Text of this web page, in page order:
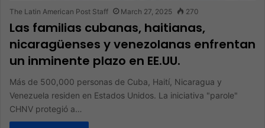
The Latin American Post Staff March 27, 2025 270
Las familias cubanas, haitianas,
nicaragüenses y venezolanas enfrentan
un inminente plazo en EE.UU.
Más de 500,000 personas de Cuba, Haití, Nicaragua y
Venezuela residen en Estados Unidos. La iniciativa "parole"
CHNV protegió a…